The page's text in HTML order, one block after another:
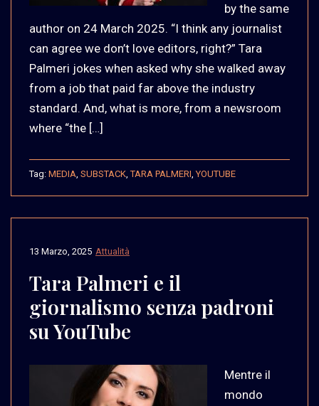
by the same
author on 24 March 2025. “I think any journalist
can agree we don’t love editors, right?” Tara
Palmeri jokes when asked why she walked away
from a job that paid far above the industry
standard. And, what is more, from a newsroom
where “the […]
Tag: MEDIA SUBSTACK ,TARA PALMERI ,YOUTUBE
Attualità
13 Marzo, 2025
Tara Palmeri e il
giornalismo senza padroni
su YouTube
Mentre il
mondo